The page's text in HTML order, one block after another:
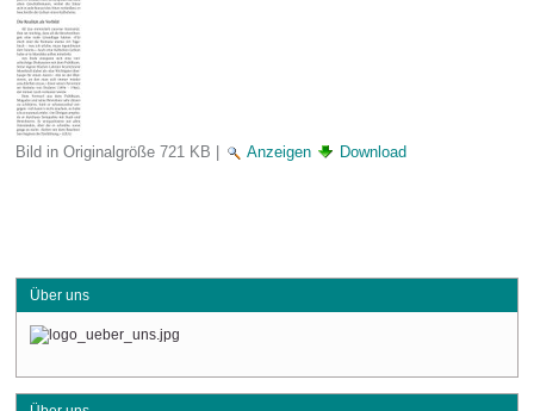
Bild in Originalgröße 721 KB | Anzeigen Download
Über uns